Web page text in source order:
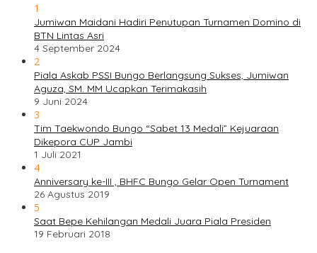
1
Jumiwan Maidani Hadiri Penutupan Turnamen Domino di
BTN Lintas Asri
4 September 2024
2
Piala Askab PSSI Bungo Berlangsung Sukses, Jumiwan
Aguza, SM. MM Ucapkan Terimakasih
9 Juni 2024
3
Tim Taekwondo Bungo “Sabet 13 Medali” Kejuaraan
Dikepora CUP Jambi
1 Juli 2021
4
Anniversary ke-III , BHFC Bungo Gelar Open Turnament
26 Agustus 2019
5
Saat Bepe Kehilangan Medali Juara Piala Presiden
19 Februari 2018